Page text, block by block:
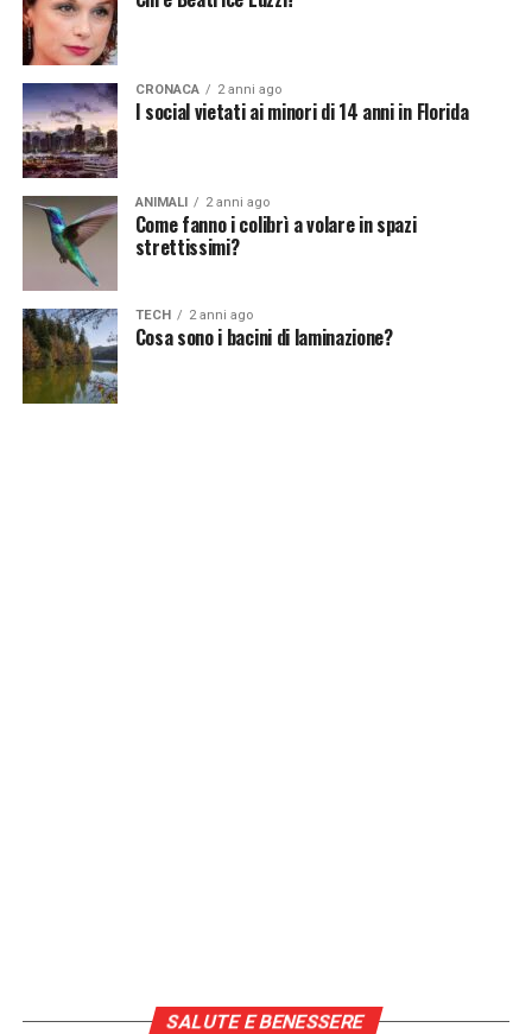
notizie del giorno?
CRONACA 2 anni ago
I social vietati ai minori di 14 anni in Florida
ANIMALI 2 anni ago
Come fanno i colibrì a volare in spazi
strettissimi?
TECH 2 anni ago
Cosa sono i bacini di laminazione?
SALUTE E BENESSERE